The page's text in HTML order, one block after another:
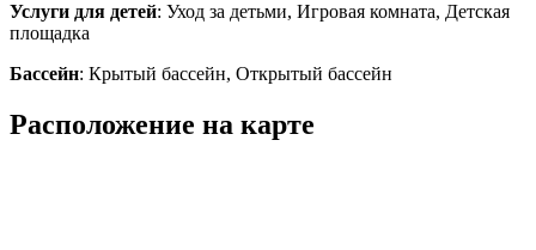
Услуги для детей: Уход за детьми, Игровая комната, Детская
площадка
Бассейн: Крытый бассейн, Открытый бассейн
Расположение на карте